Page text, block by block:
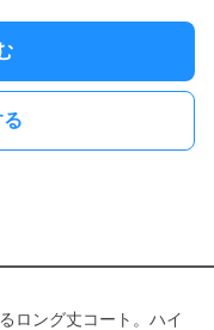
ロング丈コート。ハイ